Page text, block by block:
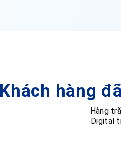
Khách hàng
Hàng
Digital